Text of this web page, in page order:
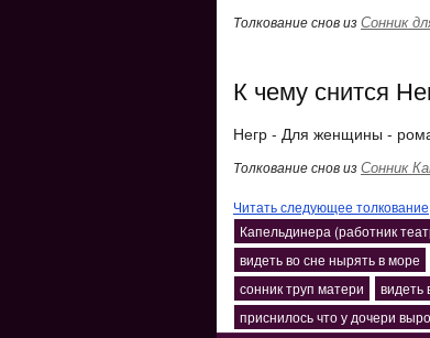
Толкование снов изСонник
К чему снится
Негр - Для женщины -
Толкование снов изСонник
Читать следующее толкование
Капельдинера (работник
видеть во сне нырять в море
сонник труп матери
видеть
приснилось что у дочери